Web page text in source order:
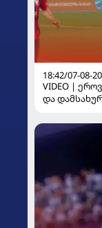
18:42/07-08-
VIDEO |
და